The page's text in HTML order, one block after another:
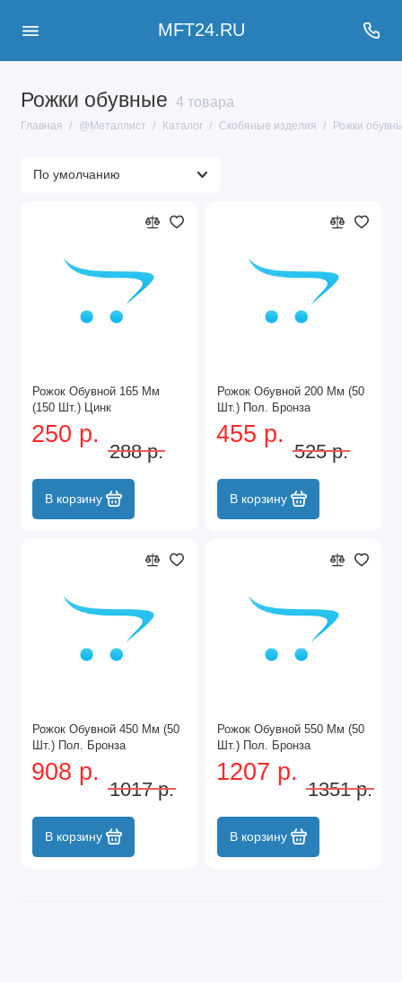
MFT24.RU
Рожки обувные 4 товара
Главная @Металлист Каталог Скобяные изделия Рожки
Рожок Обувной 165 Мм
(150 Шт.) Цинк
250 р.
288 р.
В корзину
Рожок Обувной 200 Мм (50
Шт.) Пол. Бронза
455 р.
525 р.
В корзину
Рожок Обувной 450 Мм (50
Шт.) Пол. Бронза
908 р.
1017 р.
В корзину
Рожок Обувной 550 Мм (50
Шт.) Пол. Бронза
1207 р.
1351 р.
В корзину